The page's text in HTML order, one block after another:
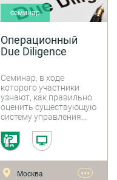
семинар
Операционный
Due Diligence
Семинар, в ходе
которого участники
узнают, как правильно
оценить существующую
систему управления
управления бизнесом в
целом и эффективность
Москва
•••